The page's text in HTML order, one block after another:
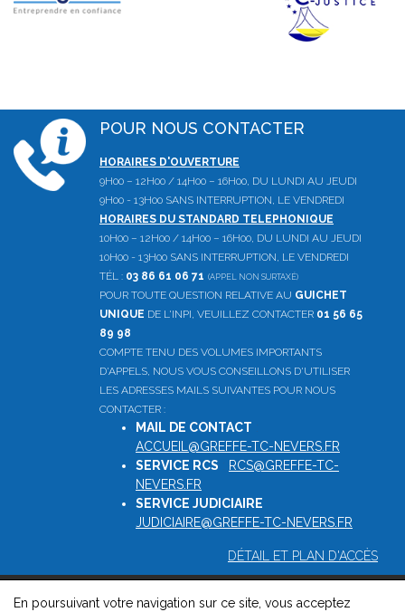
POUR NOUS CONTACTER
HORAIRES D'OUVERTURE
9H00 – 12H00 / 14H00 – 16H00, DU LUNDI AU JEUDI
9H00 - 13H00 SANS INTERRUPTION, LE VENDREDI
HORAIRES DU STANDARD TELEPHONIQUE
10H00 – 12H00 / 14H00 – 16H00, DU LUNDI AU JEUDI
10H00 - 13H00 SANS INTERRUPTION, LE VENDREDI
TÉL : 03 86 61 06 71 (APPEL NON SURTAXÉ)
POUR TOUTE QUESTION RELATIVE AU GUICHET
UNIQUE DE L'INPI, VEUILLEZ CONTACTER 01 56 65
89 98
COMPTE TENU DES VOLUMES IMPORTANTS
D'APPELS, NOUS VOUS CONSEILLONS D'UTILISER
LES ADRESSES MAILS SUIVANTES POUR NOUS
CONTACTER :
MAIL DE CONTACT
ACCUEIL@GREFFE-TC-NEVERS.FR
SERVICE RCS
RCS@GREFFE-TC-
NEVERS.FR
SERVICE JUDICIAIRE
JUDICIAIRE@GREFFE-TC-NEVERS.FR
DÉTAIL ET PLAN D'ACCÈS
En poursuivant votre navigation sur ce site, vous acceptez